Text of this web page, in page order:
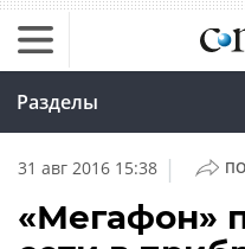
Разделы
31 авг 2016 15:38 |
«Мегафон»